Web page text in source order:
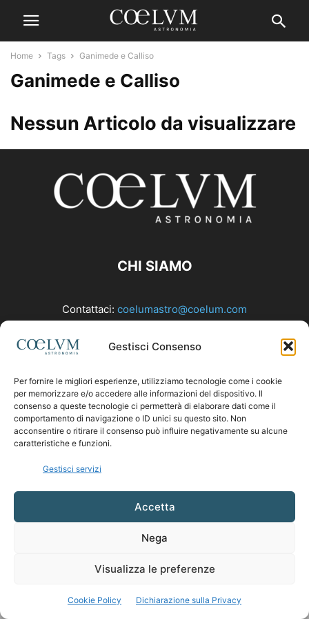
Gestisci Consenso
Per fornire le migliori esperienze, utilizziamo tecnologie come i cookie
per memorizzare e/o accedere alle informazioni del dispositivo. Il
consenso a queste tecnologie ci permetterà di elaborare dati come il
comportamento di navigazione o ID unici su questo sito. Non
acconsentire o ritirare il consenso può influire negativamente su alcune
caratteristiche e funzioni.
Gestisci servizi
Accetta
Nega
Visualizza le preferenze
Cookie Policy Dichiarazione sulla Privacy
Home Tags Ganimede e Calliso
Ganimede e Calliso
Nessun Articolo da visualizzare
CHI SIAMO
Contattaci: coelumastro@coelum.com
SEGUICI